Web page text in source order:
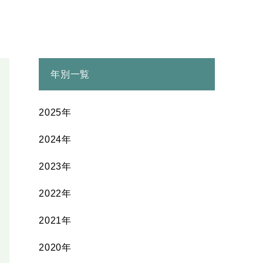
年別一覧
2025年
2024年
2023年
2022年
2021年
2020年